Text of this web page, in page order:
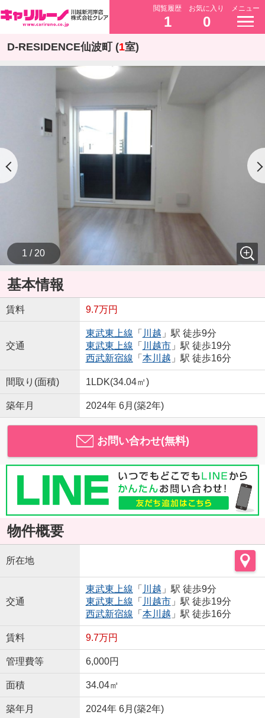
閲覧履歴
1
お気に入り
0
メニュー
D-RESIDENCE仙波町 (1室)
1 / 20
基本情報
賃料 9.7万円
交通
東武東上線 「 川越 」駅 徒歩9分
東武東上線 「 川越市」駅 徒歩19分
西武新宿線 「 本川越 」駅 徒歩16分
間取り(面積) 1LDK(34.04㎡)
築年月 2024年 6月(築2年)
お問い合わせ(無料)
物件概要
所在地
交通
東武東上線 「 川越 」駅 徒歩9分
東武東上線 「 川越市」駅 徒歩19分
西武新宿線 「 本川越 」駅 徒歩16分
賃料 9.7万円
管理費等 6,000円
面積 34.04㎡
築年月 2024年 6月(築2年)